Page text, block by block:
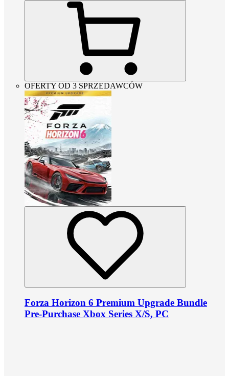
OFERTY OD 3 SPRZEDAWCÓW
Forza Horizon 6 Premium Upgrade Bundle
Pre-Purchase Xbox Series X/S, PC